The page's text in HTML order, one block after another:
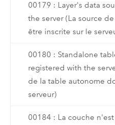
00179 : Layer's data
the server (La source
être inscrite sur le
00180 : Standalone
registered with the
de la table autonome
serveur)
00184 : La couche